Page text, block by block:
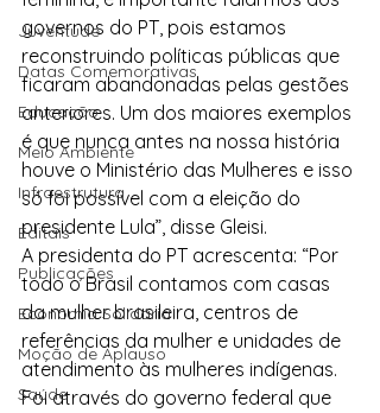
Juventude
Datas Comemorativas
Educação
Meio Ambiente
Infraestrutura
Editais
Publicações
Economia Solidária
Moção de Aplauso
Saúde
governos do PT, pois estamos
reconstruindo políticas públicas que
ficaram abandonadas pelas gestões
anteriores. Um dos maiores exemplos
é que nunca antes na nossa história
houve o Ministério das Mulheres e isso
só foi possível com a eleição do
presidente Lula”, disse Gleisi.
A presidenta do PT acrescenta: “Por
todo o Brasil contamos com casas
da mulher brasileira, centros de
referências da mulher e unidades de
atendimento às mulheres indígenas.
Foi através do governo federal que